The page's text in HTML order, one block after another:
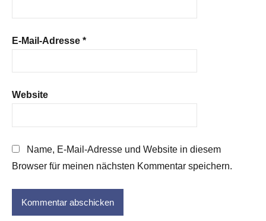
E-Mail-Adresse *
Website
Name, E-Mail-Adresse und Website in diesem
Browser für meinen nächsten Kommentar speichern.